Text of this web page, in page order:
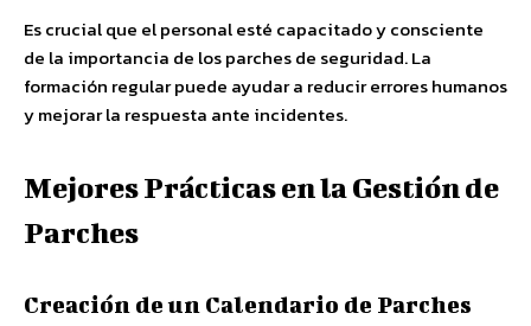
Es crucial que el personal esté capacitado y consciente
de la importancia de los parches de seguridad. La
formación regular puede ayudar a reducir errores humanos
y mejorar la respuesta ante incidentes.
Mejores Prácticas en la Gestión de
Parches
Creación de un Calendario de Parches